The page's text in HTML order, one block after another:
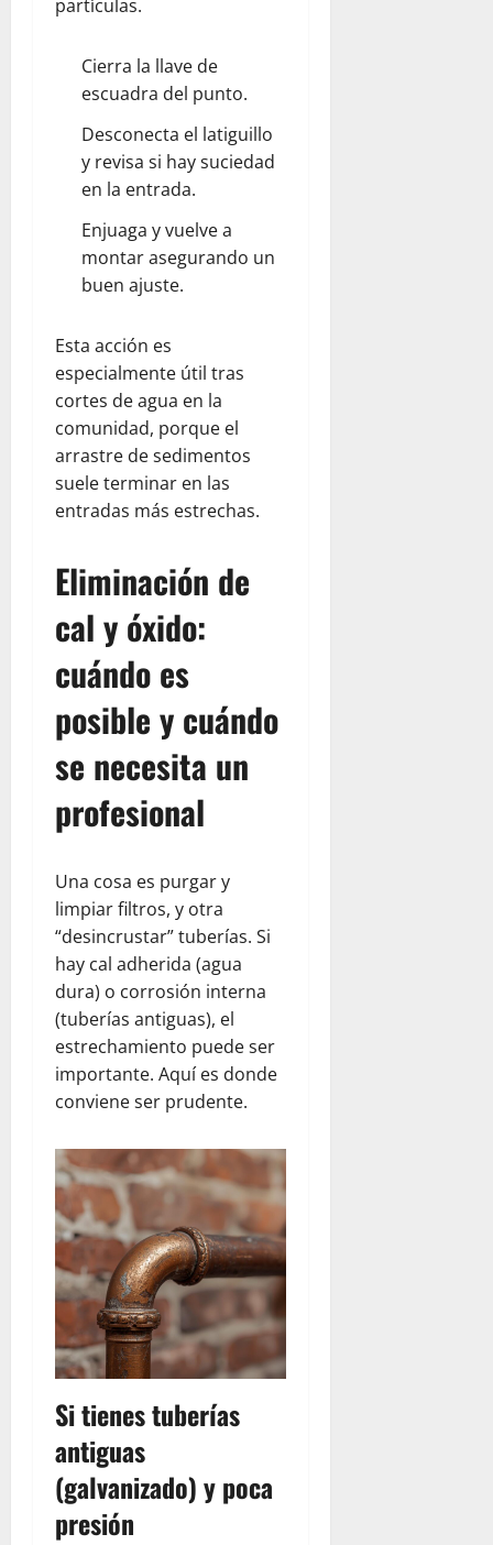
partículas.
Cierra la llave de
escuadra del punto.
Desconecta el latiguillo
y revisa si hay suciedad
en la entrada.
Enjuaga y vuelve a
montar asegurando un
buen ajuste.
Esta acción es
especialmente útil tras
cortes de agua en la
comunidad, porque el
arrastre de sedimentos
suele terminar en las
entradas más estrechas.
Eliminación de
cal y óxido:
cuándo es
posible y cuándo
se necesita un
profesional
Una cosa es purgar y
limpiar filtros, y otra
“desincrustar” tuberías. Si
hay cal adherida (agua
dura) o corrosión interna
(tuberías antiguas), el
estrechamiento puede ser
importante. Aquí es donde
conviene ser prudente.
Si tienes tuberías
antiguas
(galvanizado) y poca
presión